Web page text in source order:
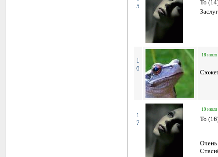
5
To
1
6
18 июля
1
7
19 июля
To